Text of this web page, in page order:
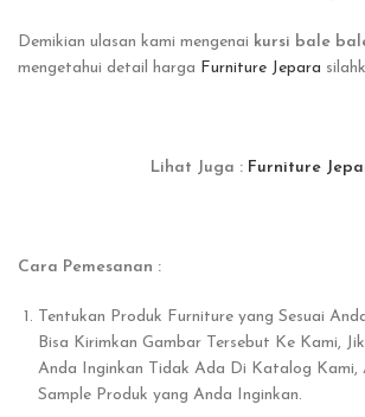
Demikian ulasan kami mengenai kursi bale
mengetahui detail harga Furniture Jepara
Lihat Juga : Furniture
Cara Pemesanan :
Tentukan Produk Furniture yang Sesuai
Bisa Kirimkan Gambar Tersebut Ke Kami,
Anda Inginkan Tidak Ada Di Katalog Kami,
Sample Produk yang Anda Inginkan.